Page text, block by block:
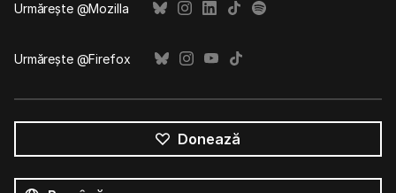
Urmărește @Mozilla
Urmărește @Firefox
Donează
limbile
Limbă